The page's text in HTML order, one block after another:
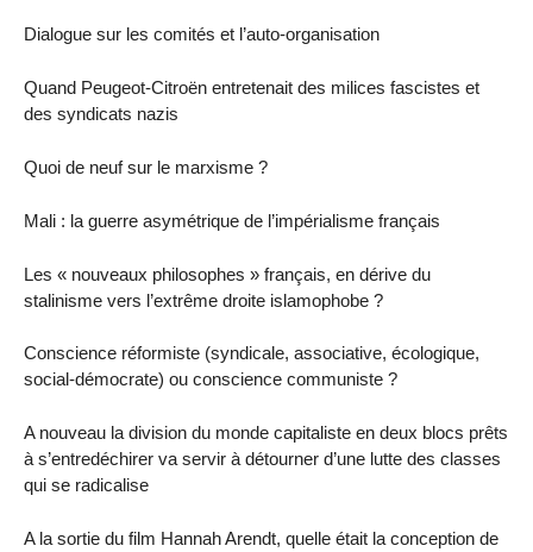
Dialogue sur les comités et l’auto-organisation
Quand Peugeot-Citroën entretenait des milices fascistes et
des syndicats nazis
Quoi de neuf sur le marxisme ?
Mali : la guerre asymétrique de l’impérialisme français
Les « nouveaux philosophes » français, en dérive du
stalinisme vers l’extrême droite islamophobe ?
Conscience réformiste (syndicale, associative, écologique,
social-démocrate) ou conscience communiste ?
A nouveau la division du monde capitaliste en deux blocs prêts
à s’entredéchirer va servir à détourner d’une lutte des classes
qui se radicalise
A la sortie du film Hannah Arendt, quelle était la conception de